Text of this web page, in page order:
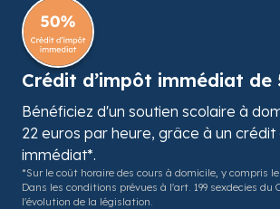
Crédit d’impôt immédiat de
Bénéficiez d'un soutien scolaire à
22 euros par heure, grâce à un
immédiat*.
*Sur le coût horaire des cours à domicile, y compris
Dans les conditions prévues à l'art. 199 sexdecies du
l'évolution de la législation.